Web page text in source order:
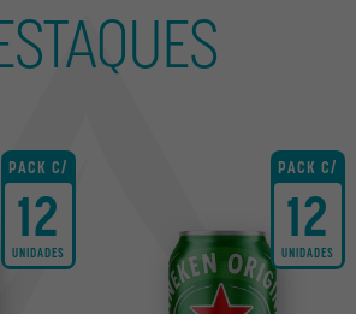
PACK C/
12
UNIDADES
PACK C/
12
UNIDADES